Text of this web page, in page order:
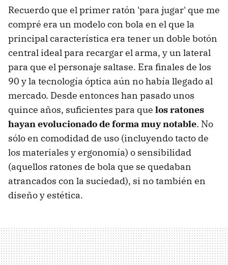
Recuerdo que el primer ratón 'para jugar' que me
compré era un modelo con bola en el que la
principal característica era tener un doble botón
central ideal para recargar el arma, y un lateral
para que el personaje saltase. Era finales de los
90 y la tecnología óptica aún no había llegado al
mercado. Desde entonces han pasado unos
quince años, suficientes para que los ratones
hayan evolucionado de forma muy notable. No
sólo en comodidad de uso (incluyendo tacto de
los materiales y ergonomía) o sensibilidad
(aquellos ratones de bola que se quedaban
atrancados con la suciedad), si no también en
diseño y estética.